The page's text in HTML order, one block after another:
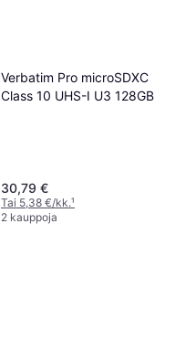
Verbatim Pro microSDXC
Class 10 UHS-I U3 128GB
30,79 €
Tai 5,38 €/kk.¹
2 kauppoja